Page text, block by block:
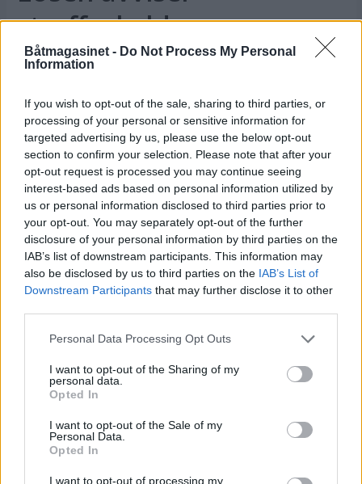
Båtmagasinet - Do Not Process My Personal
Information
If you wish to opt-out of the sale, sharing to third parties, or
processing of your personal or sensitive information for
targeted advertising by us, please use the below opt-out
section to confirm your selection. Please note that after your
opt-out request is processed you may continue seeing
interest-based ads based on personal information utilized by
us or personal information disclosed to third parties prior to
your opt-out. You may separately opt-out of the further
disclosure of your personal information by third parties on the
IAB’s list of downstream participants. This information may
also be disclosed by us to third parties on the IAB’s List of
Downstream Participants that may further disclose it to other
Personal Data Processing Opt Outs
I want to opt-out of the Sharing of my
personal data.
Opted In
I want to opt-out of the Sale of my
Personal Data.
Opted In
I want to opt-out of processing my
straffeskyld
BÅTMAGASINET
Få gratis tilgang til
havneguide
SPAR 659 KRONER: Tegn abonnement på
Båtmagasinet nå, og få gratis tilgang til